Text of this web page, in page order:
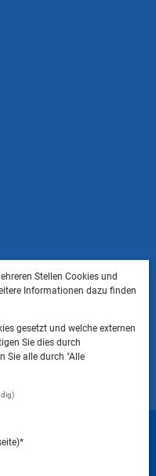
am Lech NICHT
Stellen Cookies und
Informationen dazu finden
gesetzt und welche externen
Sie dies durch
Sie alle durch "Alle